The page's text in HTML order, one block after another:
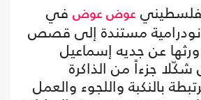
عوض عوض في
مستندة إلى قصص
ورثها عن جديه إسماعيل
جزءاً من الذاكرة
بالنكبة واللجوء والعمل